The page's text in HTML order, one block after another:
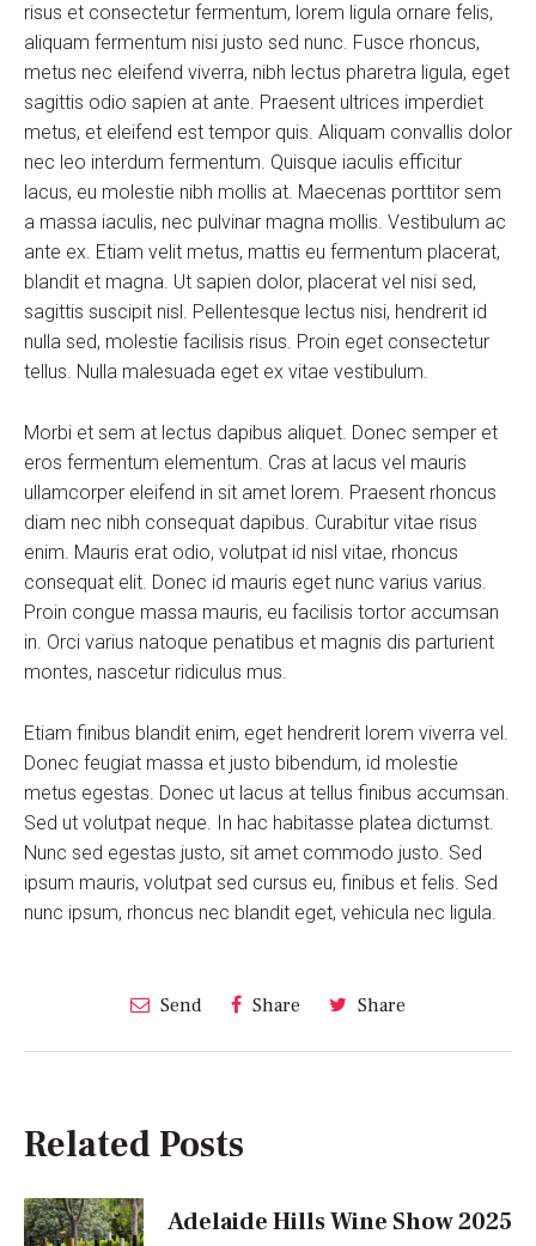
risus et consectetur fermentum, lorem ligula ornare felis,
aliquam fermentum nisi justo sed nunc. Fusce rhoncus,
metus nec eleifend viverra, nibh lectus pharetra ligula, eget
sagittis odio sapien at ante. Praesent ultrices imperdiet
metus, et eleifend est tempor quis. Aliquam convallis dolor
nec leo interdum fermentum. Quisque iaculis efficitur
lacus, eu molestie nibh mollis at. Maecenas porttitor sem
a massa iaculis, nec pulvinar magna mollis. Vestibulum ac
ante ex. Etiam velit metus, mattis eu fermentum placerat,
blandit et magna. Ut sapien dolor, placerat vel nisi sed,
sagittis suscipit nisl. Pellentesque lectus nisi, hendrerit id
nulla sed, molestie facilisis risus. Proin eget consectetur
tellus. Nulla malesuada eget ex vitae vestibulum.
Morbi et sem at lectus dapibus aliquet. Donec semper et
eros fermentum elementum. Cras at lacus vel mauris
ullamcorper eleifend in sit amet lorem. Praesent rhoncus
diam nec nibh consequat dapibus. Curabitur vitae risus
enim. Mauris erat odio, volutpat id nisl vitae, rhoncus
consequat elit. Donec id mauris eget nunc varius varius.
Proin congue massa mauris, eu facilisis tortor accumsan
in. Orci varius natoque penatibus et magnis dis parturient
montes, nascetur ridiculus mus.
Etiam finibus blandit enim, eget hendrerit lorem viverra vel.
Donec feugiat massa et justo bibendum, id molestie
metus egestas. Donec ut lacus at tellus finibus accumsan.
Sed ut volutpat neque. In hac habitasse platea dictumst.
Nunc sed egestas justo, sit amet commodo justo. Sed
ipsum mauris, volutpat sed cursus eu, finibus et felis. Sed
nunc ipsum, rhoncus nec blandit eget, vehicula nec ligula.
Send Share Share
Related Posts
Adelaide Hills Wine Show 2025